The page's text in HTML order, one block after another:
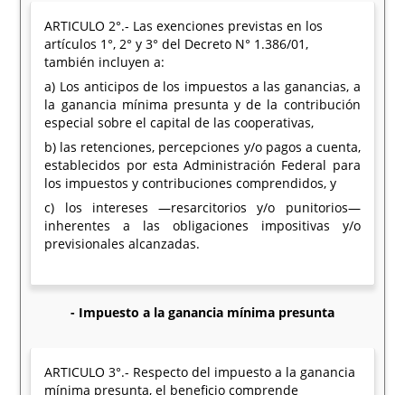
ARTICULO 2°.- Las exenciones previstas en los
artículos 1°, 2° y 3° del Decreto N° 1.386/01,
también incluyen a:
a) Los anticipos de los impuestos a las ganancias, a
la ganancia mínima presunta y de la contribución
especial sobre el capital de las cooperativas,
b) las retenciones, percepciones y/o pagos a cuenta,
establecidos por esta Administración Federal para
los impuestos y contribuciones comprendidos, y
c) los intereses —resarcitorios y/o punitorios—
inherentes a las obligaciones impositivas y/o
previsionales alcanzadas.
- Impuesto a la ganancia mínima presunta
ARTICULO 3°.- Respecto del impuesto a la ganancia
mínima presunta, el beneficio comprende